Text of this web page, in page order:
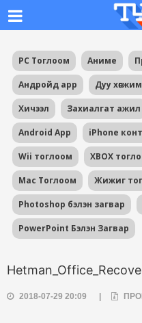
PC Тоглоом Аниме
Андройд app Дуу хөгжим
Хичээл Захиалгат ажил
Android App iPhone
Wii тоглоом XBOX
Mac Тоглоом Жижиг
Photoshop бэлэн загвар
PowerPoint Бэлэн Загвар
2018-07-29 20:09